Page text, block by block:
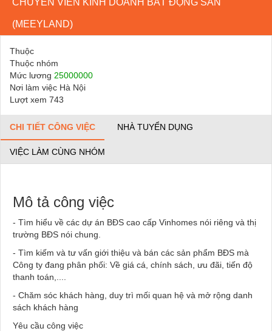
(MEEYLAND)
Thuộc
Thuộc nhóm
Mức lương 25000000
Nơi làm việc Hà Nội
Lượt xem 743
CHI TIẾT CÔNG VIỆC NHÀ TUYỂN DỤNG
VIỆC LÀM CÙNG NHÓM
Mô tả công việc
- Tìm hiểu về các dự án BĐS cao cấp Vinhomes nói riêng và thị
trường BĐS nói chung.
- Tìm kiếm và tư vấn giới thiệu và bán các sản phẩm BĐS mà
Công ty đang phân phối: Về giá cá, chính sách, ưu đãi, tiến độ
thanh toán,....
- Chăm sóc khách hàng , duy trì mối quan hệ và mở rộng danh
sách khách hàng
Yêu cầu công việc